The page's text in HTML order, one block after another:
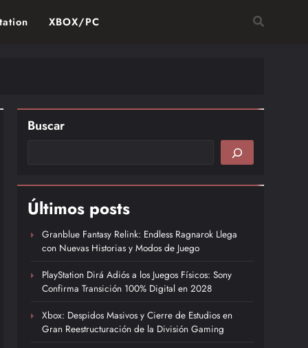
XBOX/PC
Buscar
Últimos posts
Granblue Fantasy Relink: Endless Ragnarok Llega
con Nuevas Historias y Modos de Juego
PlayStation Dirá Adiós a los Juegos Físicos: Sony
Confirma Transición 100% Digital en 2028
Xbox: Despidos Masivos y Cierre de Estudios en
Gran Reestructuración de la División Gaming